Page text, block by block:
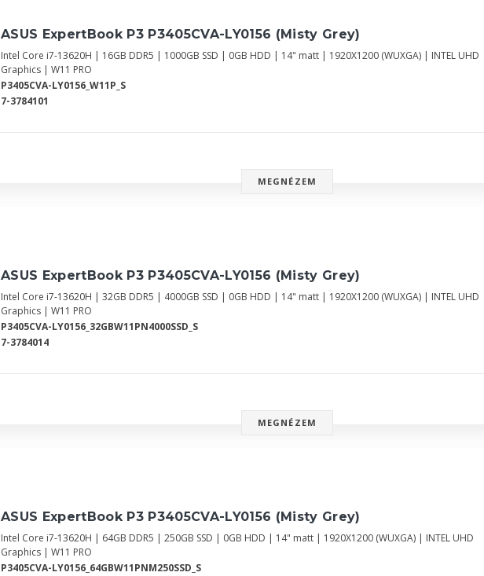
ASUS ExpertBook P3 P3405CVA-LY0156 (Misty Grey)
Intel Core i7-13620H | 16GB DDR5 | 1000GB SSD | 0GB HDD | 14" matt | 1920X1200 (WUXGA) | INTEL UHD
Graphics | W11 PRO
P3405CVA-LY0156_W11P_S
7-3784101
MEGNÉZEM
ASUS ExpertBook P3 P3405CVA-LY0156 (Misty Grey)
Intel Core i7-13620H | 32GB DDR5 | 4000GB SSD | 0GB HDD | 14" matt | 1920X1200 (WUXGA) | INTEL UHD
Graphics | W11 PRO
P3405CVA-LY0156_32GBW11PN4000SSD_S
7-3784014
MEGNÉZEM
ASUS ExpertBook P3 P3405CVA-LY0156 (Misty Grey)
Intel Core i7-13620H | 64GB DDR5 | 250GB SSD | 0GB HDD | 14" matt | 1920X1200 (WUXGA) | INTEL UHD
Graphics | W11 PRO
P3405CVA-LY0156_64GBW11PNM250SSD_S